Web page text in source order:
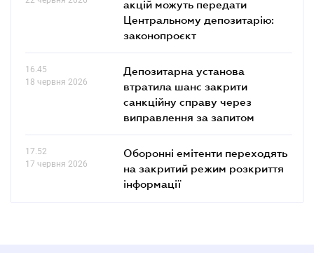
акцій можуть передати
Центральному депозитарію:
законопроєкт
16.45
18 червня 2026
Депозитарна установа
втратила шанс закрити
санкційну справу через
виправлення за запитом
17.52
17 червня 2026
Оборонні емітенти переходять
на закритий режим розкриття
інформації